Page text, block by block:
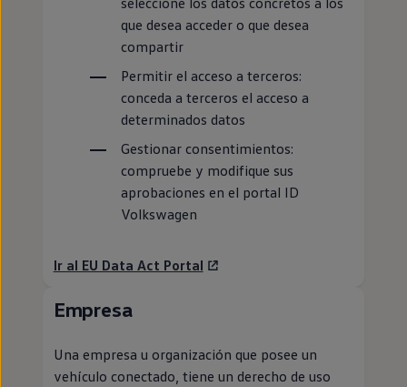
que desea acceder o que desea
compartir
Permitir el acceso a terceros:
conceda a terceros el acceso a
determinados datos
Gestionar consentimientos:
compruebe y modifique sus
aprobaciones en el portal ID
Volkswagen
Ir al EU Data Act Portal
Empresa
Una empresa u organización que posee un
vehículo conectado, tiene un derecho de uso